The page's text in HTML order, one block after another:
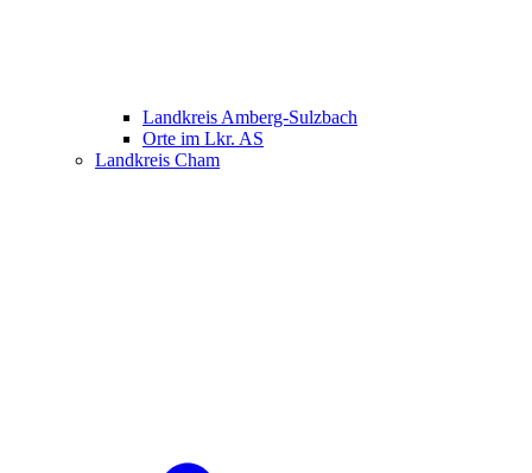
Landkreis Amberg-Sulzbach
Orte im Lkr. AS
Landkreis Cham